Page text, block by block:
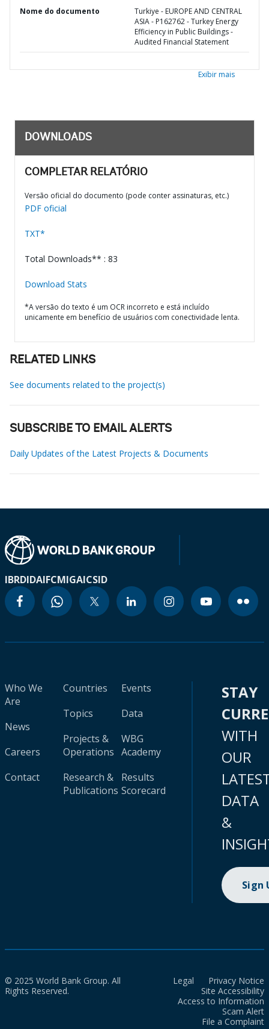
Nome do documento
Turkiye - EUROPE AND CENTRAL
ASIA - P162762 - Turkey Energy
Efficiency in Public Buildings -
Audited Financial Statement
Exibir mais
DOWNLOADS
COMPLETAR RELATÓRIO
Versão oficial do documento (pode conter assinaturas, etc.)
PDF oficial
TXT*
Total Downloads** : 83
Download Stats
*A versão do texto é um OCR incorreto e está incluído
unicamente em benefício de usuários com conectividade lenta.
RELATED LINKS
See documents related to the project(s)
SUBSCRIBE TO EMAIL ALERTS
Daily Updates of the Latest Projects & Documents
IBRDIDAIFCMIGAICSID
Who We
Are
News
Careers
Contact
Countries
Topics
Projects &
Operations
Research &
Publications
Events
Data
WBG
Academy
Results
Scorecard
STAY
WITH
OUR
DATA
&
Sign
© 2025 World Bank Group. All
Rights Reserved.
Legal
Privacy Notice
Site Accessibility
Access to Information
Scam Alert
File a Complaint